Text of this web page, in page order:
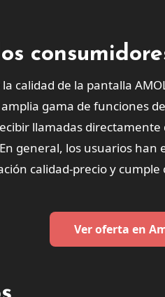
calidad de la pantalla
gama de funciones
llamadas
general, los usuarios
calidad-precio y cumple
Ver oferta en